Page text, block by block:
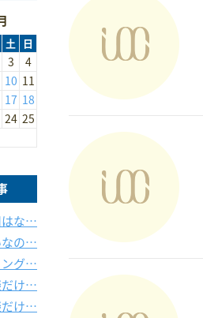
土 日
3
4
10 11
17 18
24 25
はな…
なの…
ング…
だけ…
だけ…